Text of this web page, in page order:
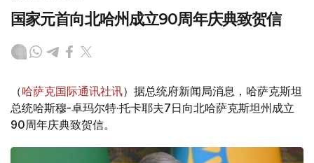
国家元首向北哈州成立90周年庆典致贺信
（哈萨克国际通讯社讯）据总统府新闻局消息，哈萨克斯坦
总统哈斯穆-卓玛尔特·托卡耶夫7日向北哈萨克斯坦州成立
90周年庆典致贺信。